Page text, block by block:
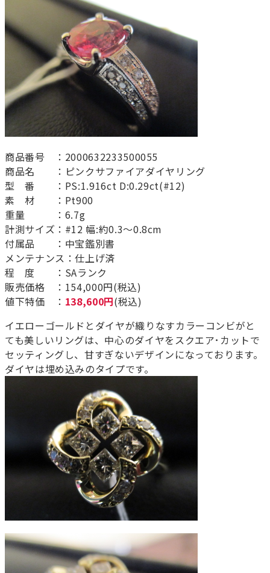
商品番号 ：2000632233500055
商品名 ：ピンクサファイアダイヤリング
型 番 ：PS:1.916ct D:0.29ct(#12)
素 材 ：Pt900
重量 ：6.7g
計測サイズ：#12 幅:約0.3～0.8cm
付属品 ：中宝鑑別書
メンテナンス：仕上げ済
程 度 ：SAランク
販売価格 ：154,000円(税込)
値下特価 ： 138,600円(税込)
イエローゴールドとダイヤが織りなすカラーコンビがと
ても美しいリングは、中心のダイヤをスクエア･カットで
セッティングし、甘すぎないデザインになっております。
ダイヤは埋め込みのタイプです。